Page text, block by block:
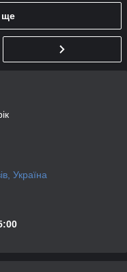
ще
Україна